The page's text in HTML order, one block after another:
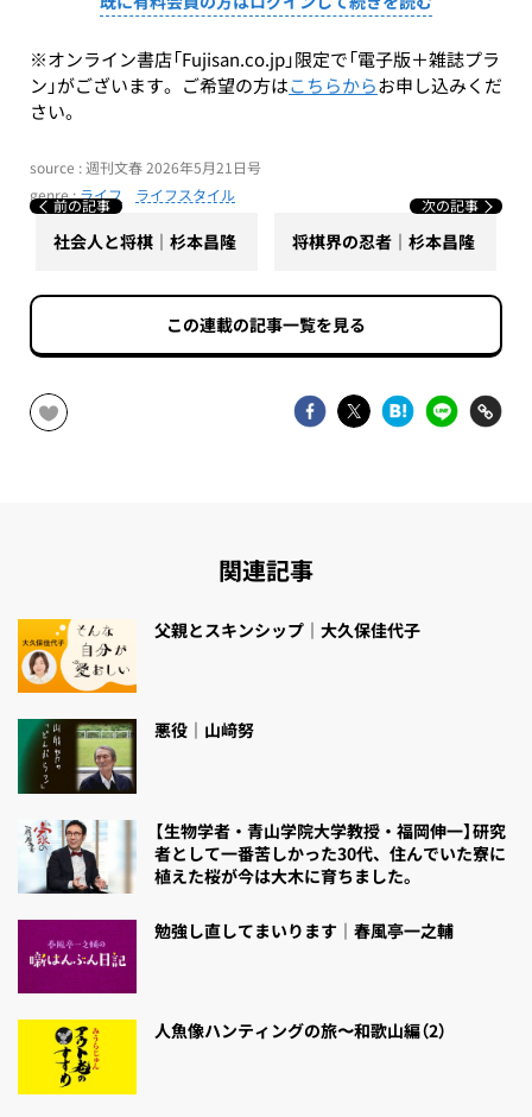
※オンライン書店「Fujisan.co.jp」限定で「電子版＋雑誌プラ
ン」がございます。ご希望の方はこちらからお申し込みくだ
さい。
source : 週刊文春 2026年5月21日号
genre :ライフ ライフスタイル
前の記事
社会人と将棋｜杉本昌隆
次の記事
将棋界の忍者｜杉本昌隆
この連載の記事一覧を見る
関連記事
父親とスキンシップ｜大久保佳代子
悪役｜山﨑努
【生物学者・青山学院大学教授・福岡伸一】研究
者として一番苦しかった30代、住んでいた寮に
植えた桜が今は大木に育ちました。
勉強し直してまいります｜春風亭一之輔
人魚像ハンティングの旅〜和歌山編（2）